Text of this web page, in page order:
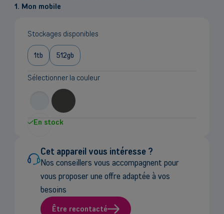
1. Mon mobile
Stockages disponibles
1tb 512gb
Sélectionner la couleur
En stock
Cet appareil vous intéresse ?
Nos conseillers vous accompagnent pour
vous proposer une offre adaptée à vos
besoins
Être recontacté